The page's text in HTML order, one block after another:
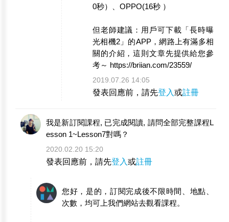
0秒）、OPPO(16秒 ）
但老師建議：用戶可下載「長時曝
光相機2」的APP，網路上有滿多相
關的介紹，這則文章先提供給您參
考～ https://briian.com/23559/
2019.07.26 14:05
發表回應前，請先登入或註冊
我是新訂閱課程, 已完成閱讀, 請問全部完整課程L
esson 1~Lesson7對嗎？
2020.02.20 15:20
發表回應前，請先登入或註冊
您好，是的，訂閱完成後不限時間、地點、
次數，均可上我們網站去觀看課程。